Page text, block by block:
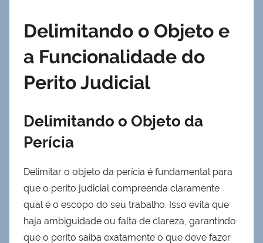
Delimitando o Objeto e
a Funcionalidade do
Perito Judicial
Delimitando o Objeto da
Perícia
Delimitar o objeto da perícia é fundamental para
que o perito judicial compreenda claramente
qual é o escopo do seu trabalho. Isso evita que
haja ambiguidade ou falta de clareza, garantindo
que o perito saiba exatamente o que deve fazer